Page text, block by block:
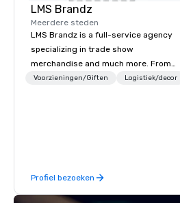
LMS Brandz
Meerdere steden
LMS Brandz is a full-service agency
specializing in trade show
merchandise and much more. From
booth giveaways and branded apparel
years of industry experience and
commitment to exceptional customer
Voorzieningen/Giften Logistiek/decor
Profiel bezoeken